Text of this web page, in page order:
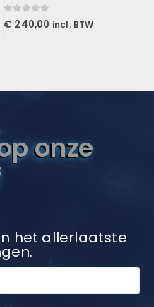
0out of 5
€ 240,00 incl. BTW
onze
het allerlaatste